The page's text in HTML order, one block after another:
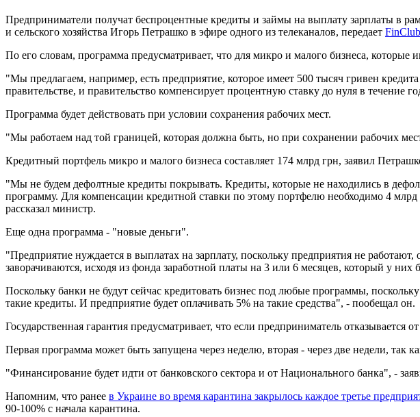
Предприниматели получат беспроцентные кредиты и займы на выплату зарплаты в
и сельского хозяйства Игорь Петрашко в эфире одного из телеканалов, передает FinClub
По его словам, программа предусматривает, что для микро и малого бизнеса, которые
"Мы предлагаем, например, есть предприятие, которое имеет 500 тысяч гривен
правительстве, и правительство компенсирует процентную ставку до нуля в
Программа будет действовать при условии сохранения рабочих мест.
"Мы работаем над той границей, которая должна быть, но при сохранении рабочих
Кредитный портфель микро и малого бизнеса составляет 174 млрд грн, заявил
"Мы не будем дефолтные кредиты покрывать. Кредиты, которые не находились в
программу. Для компенсации кредитной ставки по этому портфелю необходимо 4
рассказал министр.
Еще одна программа - "новые деньги".
"Предприятие нуждается в выплатах на зарплату, поскольку предприятия не
заворачиваются, исходя из фонда заработной платы на 3 или 6 месяцев, который у
Поскольку банки не будут сейчас кредитовать бизнес под любые программы,
такие кредиты. И предприятие будет оплачивать 5% на такие средства", - пообещал он.
Государственная гарантия предусматривает, что если предприниматель
Первая программа может быть запущена через неделю, вторая - через две недели, так
"Финансирование будет идти от банковского сектора и от Национального банка", -
Напомним, что ранее в Украине во время карантина закрылось каждое третье
90-100% с начала карантина.